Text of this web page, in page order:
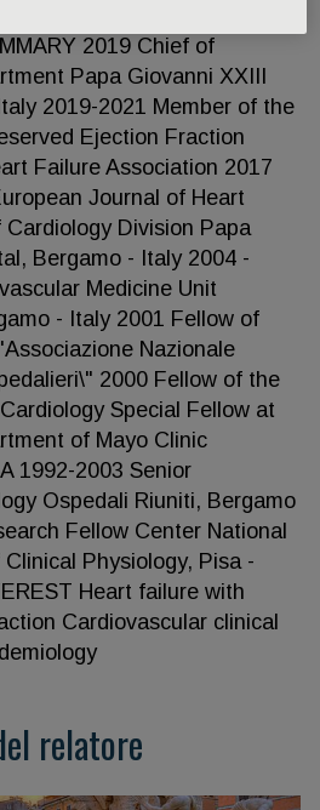
2019 Chief of
Papa Giovanni XXIII
2019-2021 Member of the
Ejection Fraction
Failure Association 2017
Journal of Heart
Division Papa
Bergamo - Italy 2004 -
Medicine Unit
- Italy 2001 Fellow of
Nazionale
2000 Fellow of the
Special Fellow at
of Mayo Clinic
1992-2003 Senior
Ospedali Riuniti, Bergamo
Fellow Center National
Physiology, Pisa -
Heart failure with
Cardiovascular clinical
relatore